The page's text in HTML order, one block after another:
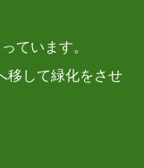
ています。
移して緑化をさせ